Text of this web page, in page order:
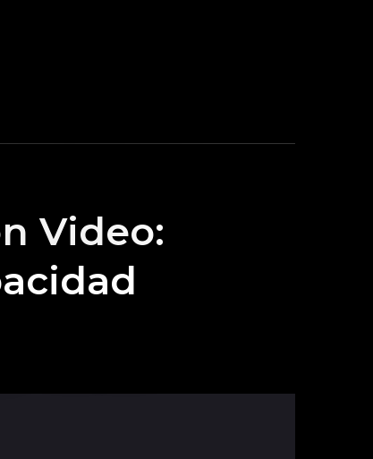
Video: